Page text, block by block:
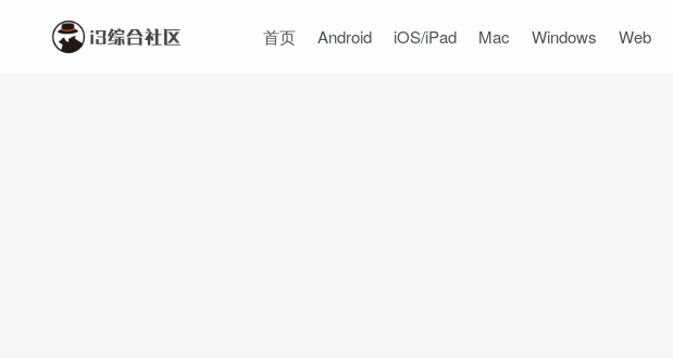
首页 Android iOS/iPad Mac Windows Web